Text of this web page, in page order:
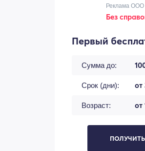
Реклама
Без
Первый
Сумма до:
Срок (дни): от
Возраст: от